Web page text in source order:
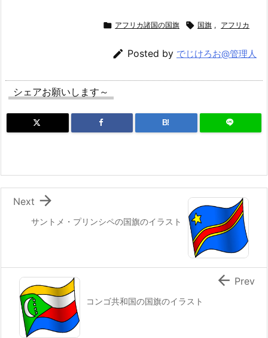
 アフリカ諸国の国旗  国旗 , アフリカ
 Posted by でじけろお@管理人
シェアお願いします～
B!
サントメ・プリンシペの国旗のイラスト

Next
コンゴ共和国の国旗のイラスト
 Prev